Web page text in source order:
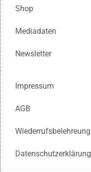
Shop
Mediadaten
Newsletter
Impressum
AGB
Wiederrufsbelehreung
Datenschutzerklärung